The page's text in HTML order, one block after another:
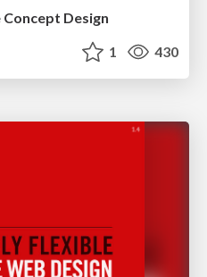
Design
1 430